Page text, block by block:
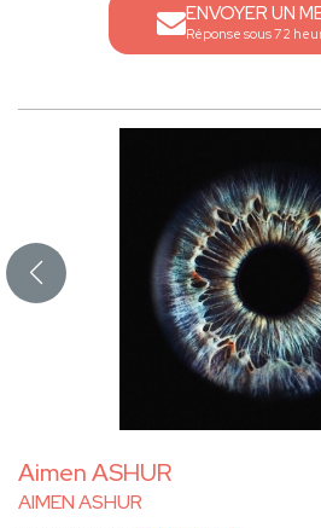
ENVOYER UN
Réponse sous 72
Aimen ASHUR
AIMEN ASHUR